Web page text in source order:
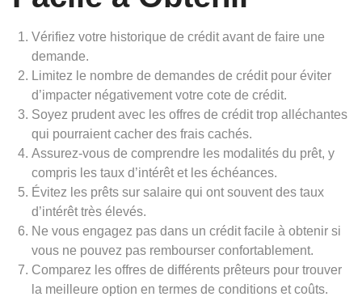
Vérifiez votre historique de crédit avant de faire une
demande.
Limitez le nombre de demandes de crédit pour éviter
d’impacter négativement votre cote de crédit.
Soyez prudent avec les offres de crédit trop alléchantes
qui pourraient cacher des frais cachés.
Assurez-vous de comprendre les modalités du prêt, y
compris les taux d’intérêt et les échéances.
Évitez les prêts sur salaire qui ont souvent des taux
d’intérêt très élevés.
Ne vous engagez pas dans un crédit facile à obtenir si
vous ne pouvez pas rembourser confortablement.
Comparez les offres de différents prêteurs pour trouver
la meilleure option en termes de conditions et coûts.